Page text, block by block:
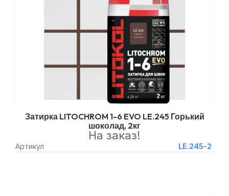
Затирка LITOCHROM 1-6 EVO LE.245 Горький
шоколад, 2кг
Артикул LE.245-2
На заказ!